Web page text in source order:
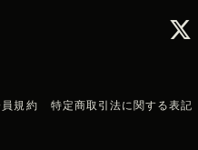
規約 特定商取引法に関する表記